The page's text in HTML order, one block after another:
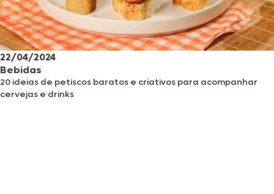
22/04/2024
Bebidas
20 ideias de petiscos baratos e criativos para acompanhar
cervejas e drinks